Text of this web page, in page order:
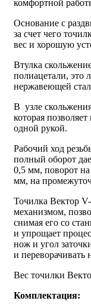
комфортной
Основание с
за счет чего
вес и хорошую
Втулка
полиацетали, это
нержавеющей
В узле
которая
одной рукой.
Рабочий ход
полный оборот
0,5 мм, поворот
мм, на
Точилка Вектор
механизмом,
снимая его со
и упрощает
нож и угол
и переворачивать
Вес точилки
Комплектация: